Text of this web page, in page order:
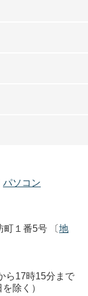
パソコン
町１番5号 〔地
ら17時15分まで
除く）